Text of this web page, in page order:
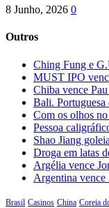
8 Junho, 2026 0
Outros
Ching Fung e
MUST IPO
Chiba vence
Bali. Portuguesa
Com os olhos
Pessoa
Shao Jiang
Droga em latas
Argélia vence
Argentina vence
Brasil Casinos China Coreia